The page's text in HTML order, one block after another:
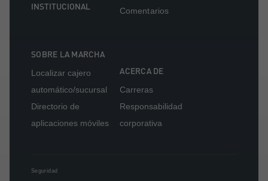
INSTITUCIONAL
Comentarios
SOBRE LA MARCHA
Localizar cajero
automático/sucursal
Directorio de
aplicaciones móviles
ACERCA DE
Carreras
Responsabilidad
corporativa
Seguridad